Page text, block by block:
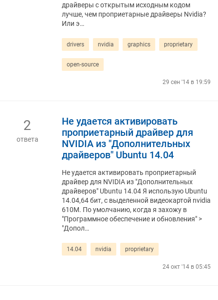
драйверы с открытым исходным кодом
лучше, чем проприетарные драйверы Nvidia?
Или э…
drivers nvidia graphics proprietary
open-source
29 сен '14 в 19:59
2
ответа
Не удается активировать
проприетарный драйвер для
NVIDIA из "Дополнительных
драйверов" Ubuntu 14.04
Не удается активировать проприетарный
драйвер для NVIDIA из "Дополнительных
драйверов" Ubuntu 14.04 Я использую Ubuntu
14.04,64 бит, с выделенной видеокартой nvidia
610M. По умолчанию, когда я захожу в
"Программное обеспечение и обновления" >
"Допол…
14.04 nvidia proprietary
24 окт '14 в 05:45